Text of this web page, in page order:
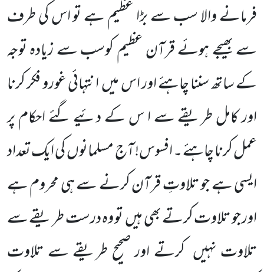
فرمانے والا سب سے بڑا عظیم ہے تو اس کی طرف
سے بھیجے ہوئے قرآن عظیم کوسب سے زیادہ توجہ
کے ساتھ سننا چاہئے اور اس میںانتہائی غورو فکر کرنا
اور کامل طریقے سے ا س کے دئیے گئے احکام پر
عمل کرنا چاہئے ۔ افسوس! آج مسلمانوںکی ایک تعداد
ایسی ہے جو تلاوتِ قرآن کرنے سے ہی محروم ہے
اور جو تلاوت کرتے بھی ہیںتو وہ درست طریقے سے
تلاوت نہیں کرتے اور صحیح طریقے سے تلاوت